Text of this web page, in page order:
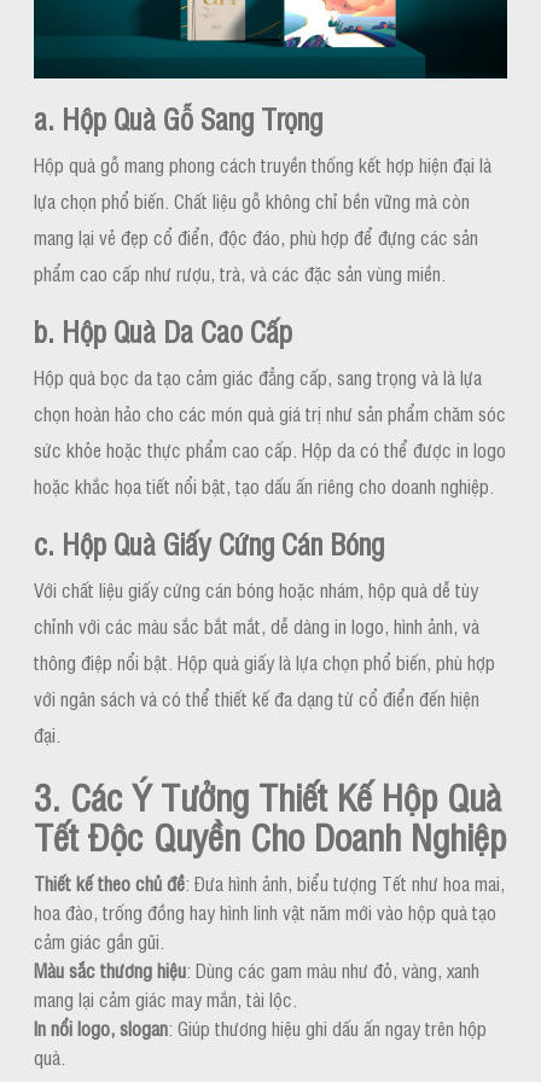
a. Hộp Quà Gỗ Sang Trọng
Hộp quà gỗ mang phong cách truyền thống kết hợp hiện đại là
lựa chọn phổ biến. Chất liệu gỗ không chỉ bền vững mà còn
mang lại vẻ đẹp cổ điển, độc đáo, phù hợp để đựng các sản
phẩm cao cấp như rượu, trà, và các đặc sản vùng miền.
b. Hộp Quà Da Cao Cấp
Hộp quà bọc da tạo cảm giác đẳng cấp, sang trọng và là lựa
chọn hoàn hảo cho các món quà giá trị như sản phẩm chăm sóc
sức khỏe hoặc thực phẩm cao cấp. Hộp da có thể được in logo
hoặc khắc họa tiết nổi bật, tạo dấu ấn riêng cho doanh nghiệp.
c. Hộp Quà Giấy Cứng Cán Bóng
Với chất liệu giấy cứng cán bóng hoặc nhám, hộp quà dễ tùy
chỉnh với các màu sắc bắt mắt, dễ dàng in logo, hình ảnh, và
thông điệp nổi bật. Hộp quà giấy là lựa chọn phổ biến, phù hợp
với ngân sách và có thể thiết kế đa dạng từ cổ điển đến hiện
đại.
3. Các Ý Tưởng Thiết Kế Hộp Quà
Tết Độc Quyền Cho Doanh Nghiệp
Thiết kế theo chủ đề: Đưa hình ảnh, biểu tượng Tết như hoa mai,
hoa đào, trống đồng hay hình linh vật năm mới vào hộp quà tạo
cảm giác gần gũi.
Màu sắc thương hiệu: Dùng các gam màu như đỏ, vàng, xanh
mang lại cảm giác may mắn, tài lộc.
In nổi logo, slogan: Giúp thương hiệu ghi dấu ấn ngay trên hộp
quà.